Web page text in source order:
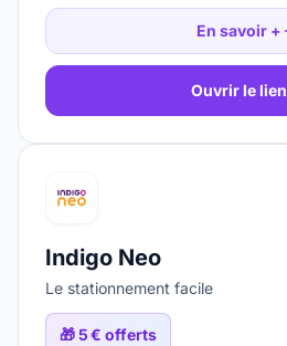
En savoir +
Ouvrir le lien
Indigo Neo
Le stationnement facile
🎁5 € offerts